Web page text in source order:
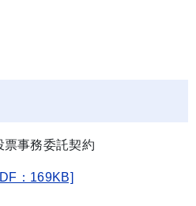
事務委託契約
：169KB]